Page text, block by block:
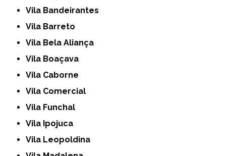
Vila Bandeirantes
Vila Barreto
Vila Bela Aliança
Vila Boaçava
Vila Caborne
Vila Comercial
Vila Funchal
Vila Ipojuca
Vila Leopoldina